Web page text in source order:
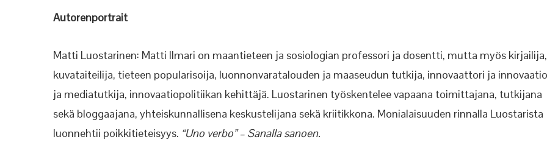
Autorenportrait
Matti Luostarinen: Matti Ilmari on maantieteen ja sosiologian professori ja dosentti, mutta myös kirjailija,
kuvataiteilija, tieteen popularisoija, luonnonvaratalouden ja maaseudun tutkija, innovaattori ja
ja mediatutkija, innovaatiopolitiikan kehittäjä. Luostarinen työskentelee vapaana toimittajana, tutkijana
sekä bloggaajana, yhteiskunnallisena keskustelijana sekä kriitikkona. Monialaisuuden rinnalla Luostarista
luonnehtii poikkitieteisyys. “Uno verbo” – Sanalla sanoen.